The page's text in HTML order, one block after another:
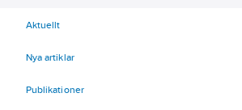
Aktuellt
Nya artiklar
Publikationer